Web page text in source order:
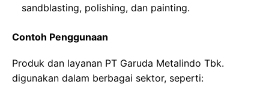
sandblasting, polishing, dan painting.
Contoh Penggunaan
Produk dan layanan PT Garuda Metalindo Tbk.
digunakan dalam berbagai sektor, seperti: